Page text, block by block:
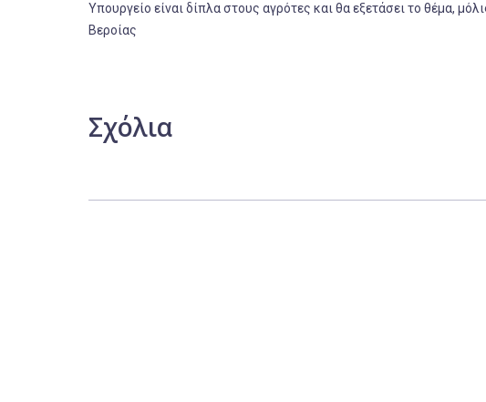
Υπουργείο είναι δίπλα στους αγρότες και θα εξετάσει το θέμα,
Βεροίας
Σχόλια